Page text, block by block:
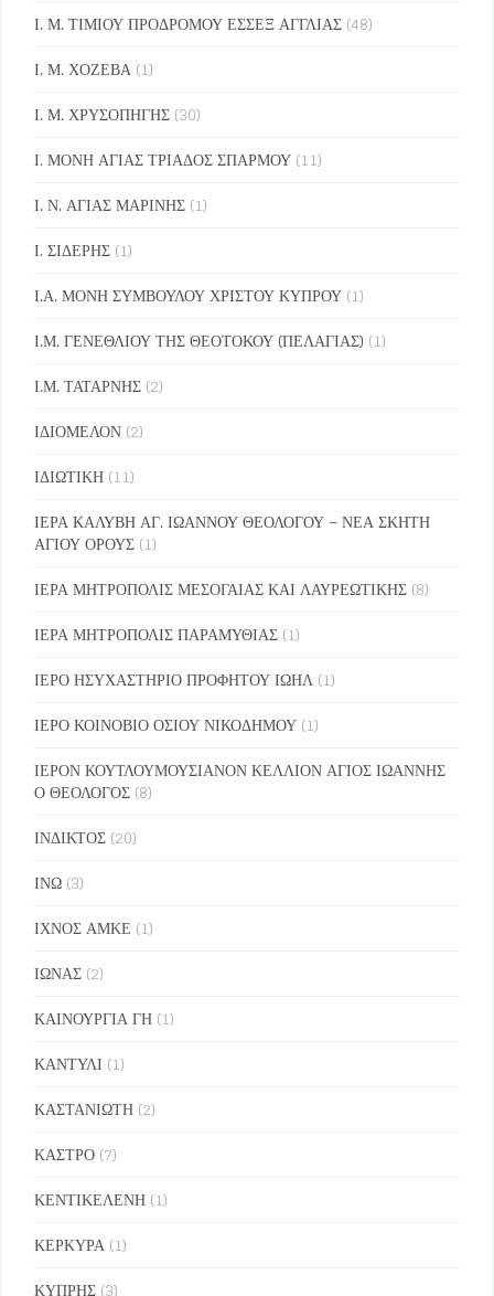
Ι. Μ. ΤΙΜΙΟΥ ΠΡΟΔΡΟΜΟΥ ΕΣΣΕΞ ΑΓΓΛΙΑΣ (48)
Ι. Μ. ΧΟΖΕΒΑ (1)
Ι. Μ. ΧΡΥΣΟΠΗΓΗΣ (30)
Ι. ΜΟΝΗ ΑΓΙΑΣ ΤΡΙΑΔΟΣ ΣΠΑΡΜΟΥ (11)
Ι. Ν. ΑΓΙΑΣ ΜΑΡΙΝΗΣ (1)
Ι. ΣΙΔΕΡΗΣ (1)
Ι.Α. ΜΟΝΗ ΣΥΜΒΟΥΛΟΥ ΧΡΙΣΤΟΥ ΚΥΠΡΟΥ (1)
Ι.Μ. ΓΕΝΕΘΛΙΟΥ ΤΗΣ ΘΕΟΤΟΚΟΥ (ΠΕΛΑΓΙΑΣ) (1)
Ι.Μ. ΤΑΤΑΡΝΗΣ (2)
ΙΔΙΟΜΕΛΟΝ (2)
ΙΔΙΩΤΙΚΗ (11)
ΙΕΡΑ ΚΑΛΥΒΗ ΑΓ. ΙΩΑΝΝΟΥ ΘΕΟΛΟΓΟΥ – ΝΕΑ ΣΚΗΤΗ
ΑΓΙΟΥ ΟΡΟΥΣ (1)
ΙΕΡΑ ΜΗΤΡΟΠΟΛΙΣ ΜΕΣΟΓΑΙΑΣ ΚΑΙ ΛΑΥΡΕΩΤΙΚΗΣ (8)
ΙΕΡΑ ΜΗΤΡΟΠΟΛΙΣ ΠΑΡΑΜΥΘΙΑΣ (1)
ΙΕΡΟ ΗΣΥΧΑΣΤΗΡΙΟ ΠΡΟΦΗΤΟΥ ΙΩΗΛ (1)
ΙΕΡΟ ΚΟΙΝΟΒΙΟ ΟΣΙΟΥ ΝΙΚΟΔΗΜΟΥ (1)
ΙΕΡΟΝ ΚΟΥΤΛΟΥΜΟΥΣΙΑΝΟΝ ΚΕΛΛΙΟΝ ΑΓΙΟΣ ΙΩΑΝΝΗΣ
Ο ΘΕΟΛΟΓΟΣ (8)
ΙΝΔΙΚΤΟΣ (20)
ΙΝΩ (3)
ΙΧΝΟΣ ΑΜΚΕ (1)
ΙΩΝΑΣ (2)
ΚΑΙΝΟΥΡΓΙΑ ΓΗ (1)
ΚΑΝΤΥΛΙ (1)
ΚΑΣΤΑΝΙΩΤΗ (2)
ΚΑΣΤΡΟ (7)
ΚΕΝΤΙΚΕΛΕΝΗ (1)
ΚΕΡΚΥΡΑ (1)
ΚΥΠΡΗΣ (3)